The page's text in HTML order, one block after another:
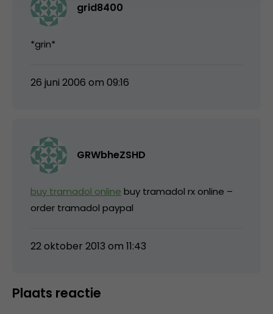
grid8400
*grin*
26 juni 2006 om 09:16
GRWbheZSHD
buy tramadol online buy tramadol rx online –
order tramadol paypal
22 oktober 2013 om 11:43
Plaats reactie